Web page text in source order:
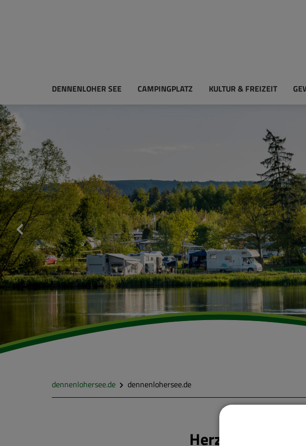
DENNENLOHER SEE CAMPINGPLATZ KULTUR & FREIZEIT
dennenlohersee.de dennenlohersee.de
Herzlich